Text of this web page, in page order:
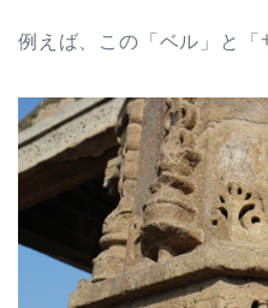
例えば、この「ベル」と「